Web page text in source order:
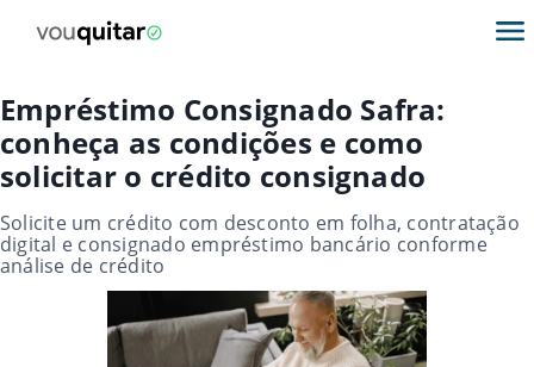
Empréstimo Consignado Safra:
conheça as condições e como
solicitar o crédito consignado
Solicite um crédito com desconto em folha, contratação
digital e consignado empréstimo bancário conforme
análise de crédito